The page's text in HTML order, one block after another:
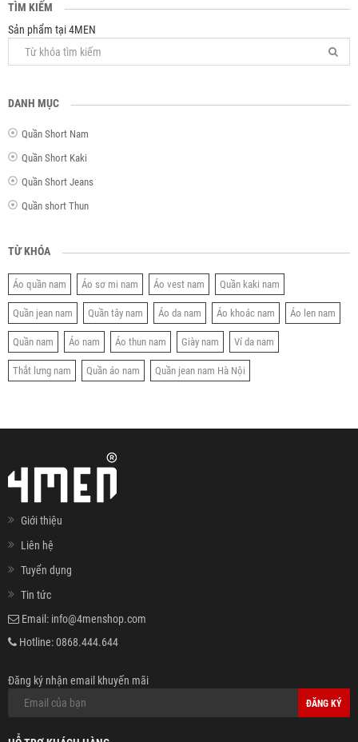
TÌM KIẾM
Sản phẩm tại 4MEN
DANH MỤC
Quần Short Nam
Quần Short Kaki
Quần Short Jeans
Quần short Thun
TỪ KHÓA
Áo quần nam Áo sơ mi nam Áo vest nam Quần kaki nam
Quần jean nam Quần tây nam Áo da nam Áo khoác nam Áo len nam
Quần nam Áo nam Áo thun nam Giày nam Ví da nam
Thắt lưng nam Quần áo nam Quần jean nam Hà Nội
Giới thiệu
Liên hệ
Tuyển dụng
Tin tức
Email: info@4menshop.com
Hotline:0868.444.644
Đăng ký nhận email khuyến mãi
ĐĂNG KÝ